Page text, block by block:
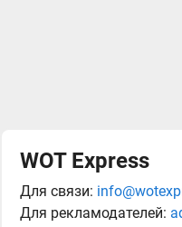
WOT Express
Для связи:
Для рекламодателей: